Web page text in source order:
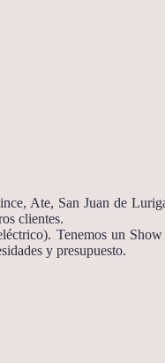
Ate, San Juan de
clientes.
Tenemos un
y presupuesto.